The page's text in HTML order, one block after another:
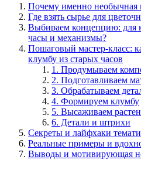
Почему именно необычная
Где взять сырье для
Выбираем концепцию: для
часы и механизмы?
Пошаговый мастер-класс:
клумбу из старых часов
1. Продумываем
2. Подготавливаем
3. Обрабатываем
4. Формируем клумбу
5. Высаживаем
6. Детали и штрихи
Секреты и лайфхаки
Реальные примеры и
Выводы и мотивирующая